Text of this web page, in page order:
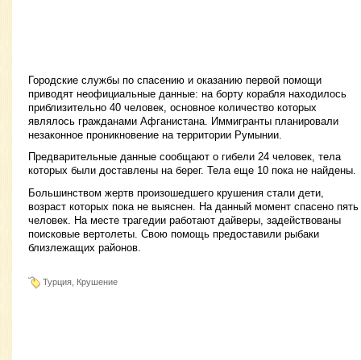
Городские службы по спасению и оказанию первой помощи
приводят неофициальные данные: на борту корабля находилось
приблизительно 40 человек, основное количество которых
являлось гражданами Афганистана. Иммигранты планировали
незаконное проникновение на территории Румынии.
Предварительные данные сообщают о гибели 24 человек, тела
которых были доставлены на берег. Тела еще 10 пока не найдены.
Большинством жертв произошедшего крушения стали дети,
возраст которых пока не выяснен. На данный момент спасено пять
человек. На месте трагедии работают дайверы, задействованы
поисковые вертолеты. Свою помощь предоставили рыбаки
близлежащих районов.
Турция, Крушение